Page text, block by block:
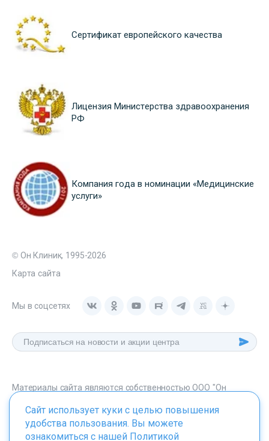
Сертификат европейского качества
Лицензия Министерства здравоохранения
РФ
Компания года в номинации «Медицинские
услуги»
© Он Клиник, 1995-2026
Карта сайта
Мы в соцсетях
Материалы сайта являются собственностью ООО "Он
onclinic.ru запрещено в соответствии со статьей 1259 ГК. РФ.
Сайт использует куки с целью повышения
удобства пользования. Вы можете
ознакомиться с нашей Политикой